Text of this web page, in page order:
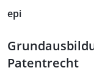
epi
Patentrecht